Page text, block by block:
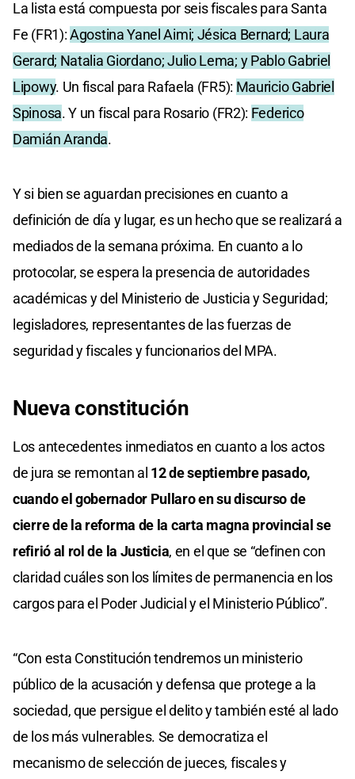
La lista está compuesta por seis fiscales para Santa
Fe (FR1):Agostina Yanel Aimi; Jésica Bernard; Laura
Gerard; Natalia Giordano; Julio Lema; y Pablo Gabriel
Lipowy. Un fiscal para Rafaela (FR5): Mauricio Gabriel
Spinosa. Y un fiscal para Rosario (FR2): Federico
Damián Aranda.
Y si bien se aguardan precisiones en cuanto a
definición de día y lugar, es un hecho que se realizará a
mediados de la semana próxima. En cuanto a lo
protocolar, se espera la presencia de autoridades
académicas y del Ministerio de Justicia y Seguridad;
legisladores, representantes de las fuerzas de
seguridad y fiscales y funcionarios del MPA.
Nueva constitución
Los antecedentes inmediatos en cuanto a los actos
de jura se remontan al 12 de septiembre pasado,
cuando el gobernador Pullaro en su discurso de
cierre de la reforma de la carta magna provincial se
refirió al rol de la Justicia, en el que se “definen con
claridad cuáles son los límites de permanencia en los
cargos para el Poder Judicial y el Ministerio Público”.
“Con esta Constitución tendremos un ministerio
público de la acusación y defensa que protege a la
sociedad, que persigue el delito y también esté al lado
de los más vulnerables. Se democratiza el
mecanismo de selección de jueces, fiscales y